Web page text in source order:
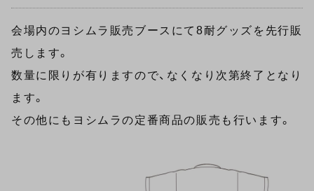
会場内のヨシムラ販売ブースにて8耐グッズを先行販
売します。
数量に限りが有りますので、なくなり次第終了となり
ます。
その他にもヨシムラの定番商品の販売も行います。